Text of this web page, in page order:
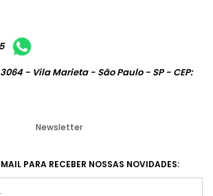
- Vila Marieta - São Paulo - SP - CEP:
Newsletter
PARA RECEBER NOSSAS NOVIDADES: